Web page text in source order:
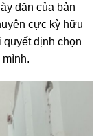
dặn của bản
cực kỳ hữu
quyết định chọn